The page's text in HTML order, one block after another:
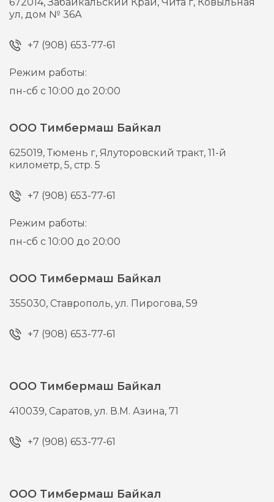
ул, дом № 36А
+7 (908) 653-77-61
Режим работы:
пн-сб с 10:00 до 20:00
ООО Тимбермаш Байкал
625019,Тюмень г, Ялуторовский тракт, 11-й
километр, 5, стр. 5
+7 (908) 653-77-61
Режим работы:
пн-сб с 10:00 до 20:00
ООО Тимбермаш Байкал
355030, Ставрополь,ул. Пирогова, 59
+7 (908) 653-77-61
ООО Тимбермаш Байкал
410039, Саратов,ул. В.М. Азина, 71
+7 (908) 653-77-61
ООО Тимбермаш Байкал